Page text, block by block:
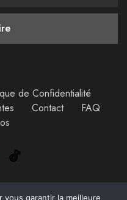
de Confidentialité
Contact
FAQ
vous garantir la meilleure